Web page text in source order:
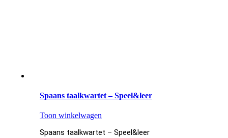
Spaans taalkwartet – Speel&leer
Toon winkelwagen
Spaans taalkwartet – Speel&leer